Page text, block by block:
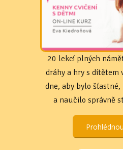
20 lekcí plných
dráhy a hry s dítětem
dne, aby bylo
a naučilo správně